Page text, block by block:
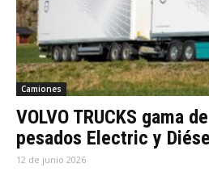
Camiones
VOLVO TRUCKS gama
pesados Electric y
12 de junio 2026